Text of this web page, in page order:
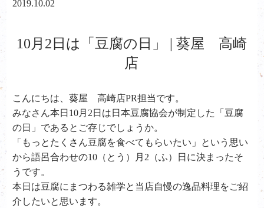
2019.10.02
10月2日は「豆腐の日」 | 葵屋 高崎
店
こんにちは、葵屋 高崎店PR担当です。
みなさん本日10月2日は日本豆腐協会が制定した「豆腐
の日」であるとご存じでしょうか。
「もっとたくさん豆腐を食べてもらいたい」という思い
から語呂合わせの10（とう）月2（ふ）日に決まったそ
うです。
本日は豆腐にまつわる雑学と当店自慢の逸品料理をご紹
介したいと思います。